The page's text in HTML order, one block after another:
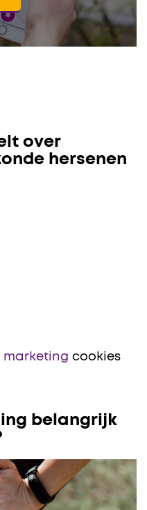
over
hersenen
marketing cookies
belangrijk